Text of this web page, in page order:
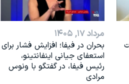
مرداد ۱۷, ۱۴۰۵
بحران در فیفا؛ افزایش فشار برای
استعفای جیانی اینفانتینو،
رئیس فیفا، در گفتگو با ونوس
مرادی